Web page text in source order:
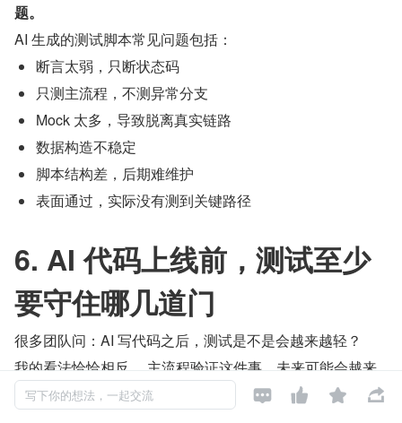
题。
AI 生成的测试脚本常见问题包括：
断言太弱，只断状态码
只测主流程，不测异常分支
Mock 太多，导致脱离真实链路
数据构造不稳定
脚本结构差，后期难维护
表面通过，实际没有测到关键路径
6. AI 代码上线前，测试至少
要守住哪几道门
很多团队问：AI 写代码之后，测试是不是会越来越轻？
我的看法恰恰相反。 主流程验证这件事，未来可能会越来
越自动化；但 质量把关
这件事，反而会越来越重。
写下你的想法，一起交流    